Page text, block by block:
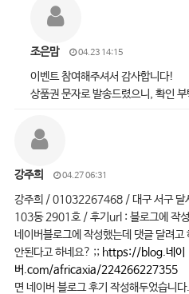
조은맘 04.23 14:15
이벤트 참여해주셔서 감사합니다!
상품권 문자로 발송드렸으니, 확인
강주희 04.27 06:31
강주희 / 01032267468 / 대구 서구 달
103동 2901호 / 후기url : 블로그에 작
네이버블로그에 작성했는데 댓글 달려고
안된다고 하네요? ;; https://blog.네이
버.com/africaxia/224266227355
면 네이버 블로그 후기 작성해두었습니